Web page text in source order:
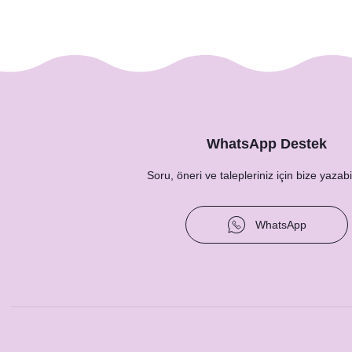
Okaliptus Kozalak Konsept Peçete
8,75 TL Pamuk
WhatsApp Destek
Soru, öneri ve talepleriniz için bize
WhatsApp